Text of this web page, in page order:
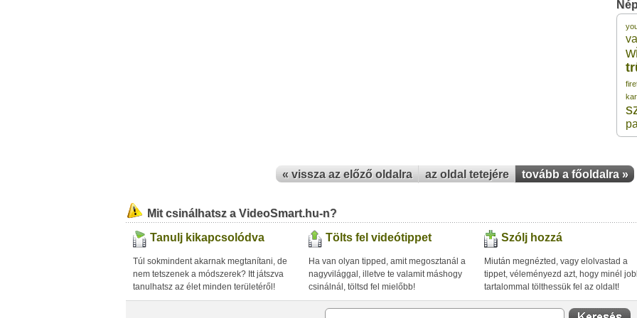
3
3
3
« vissza az előző oldalra az oldal tetejére tovább a főoldalra »
Mit csinálhatsz a VideoSmart.hu-n?
Tanulj kikapcsolódva
Túl sokmindent akarnak megtanítani, de
nem tetszenek a módszerek? Itt játszva
tanulhatsz az élet minden területéről!
Tölts fel videótippet
Ha van olyan tipped, amit megosztanál a
nagyvilággal, illetve te valamit máshogy
csinálnál, töltsd fel mielőbb!
Szólj hozzá
Miután megnézted, vagy elolvastad a
tippet, véleményezd azt, hogy minél
tartalommal tölthessük fel az oldalt!